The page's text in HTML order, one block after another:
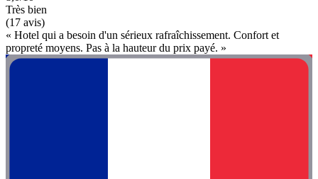
Très bien
(17 avis)
« Hotel qui a besoin d'un sérieux rafraîchissement. Confort et
propreté moyens. Pas à la hauteur du prix payé. »